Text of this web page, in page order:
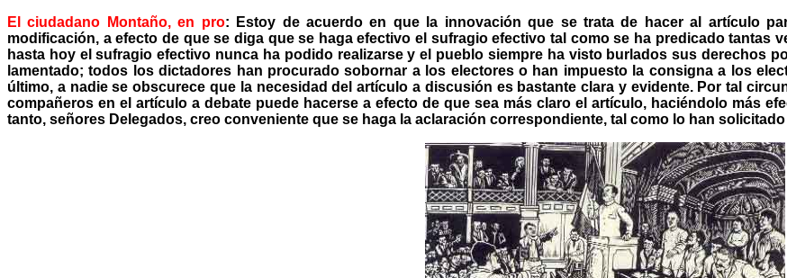
El ciudadano Montaño, en pro: Estoy de acuerdo en que la innovación que se trata de hacer al artículo
modificación, a efecto de que se diga que se haga efectivo el sufragio efectivo tal como se ha predicado tantas
hasta hoy el sufragio efectivo nunca ha podido realizarse y el pueblo siempre ha visto burlados sus derechos
lamentado; todos los dictadores han procurado sobornar a los electores o han impuesto la consigna a los
último, a nadie se obscurece que la necesidad del artículo a discusión es bastante clara y evidente. Por tal
compañeros en el artículo a debate puede hacerse a efecto de que sea más claro el artículo, haciéndolo más
tanto, señores Delegados, creo conveniente que se haga la aclaración correspondiente, tal como lo han